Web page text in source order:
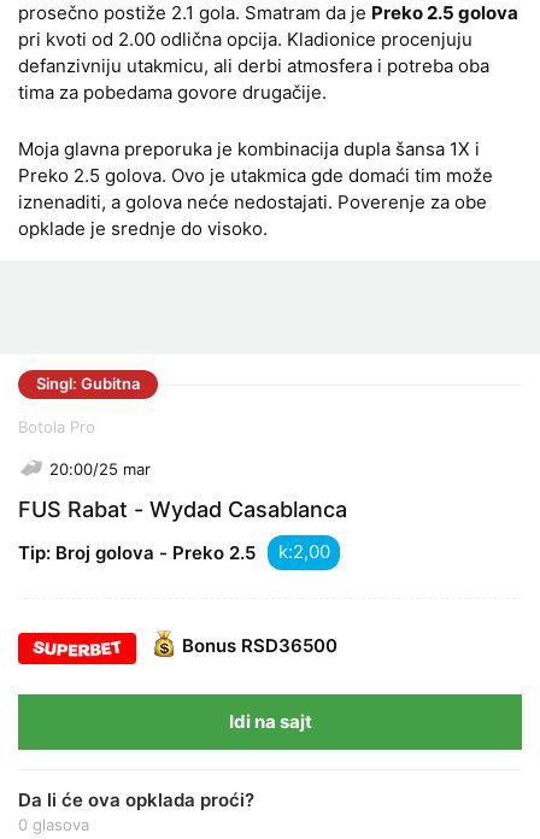
prosečno postiže 2.1 gola. Smatram da je Preko 2.5 golova
pri kvoti od 2.00 odlična opcija. Kladionice procenjuju
defanzivniju utakmicu, ali derbi atmosfera i potreba oba
tima za pobedama govore drugačije.
Moja glavna preporuka je kombinacija dupla šansa 1X i
Preko 2.5 golova. Ovo je utakmica gde domaći tim može
iznenaditi, a golova neće nedostajati. Poverenje za obe
opklade je srednje do visoko.
Singl: Gubitna
Botola Pro
20:00/25 mar
FUS Rabat - Wydad Casablanca
Tip: Broj golova - Preko 2.5 k:
Bonus RSD36500
Idi na sajt
Da li će ova opklada proći?
0 glasova